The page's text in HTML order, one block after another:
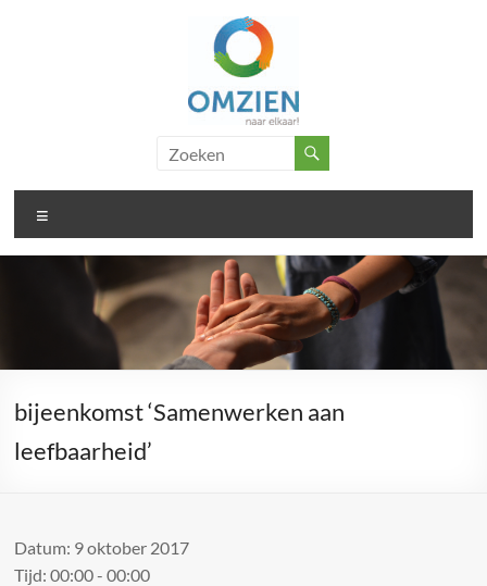
naar
elkaar
met
je
bijeenkomst ‘Samenwerken aan
leefbaarheid’
Datum: 9 oktober 2017
Tijd:00:00 - 00:00